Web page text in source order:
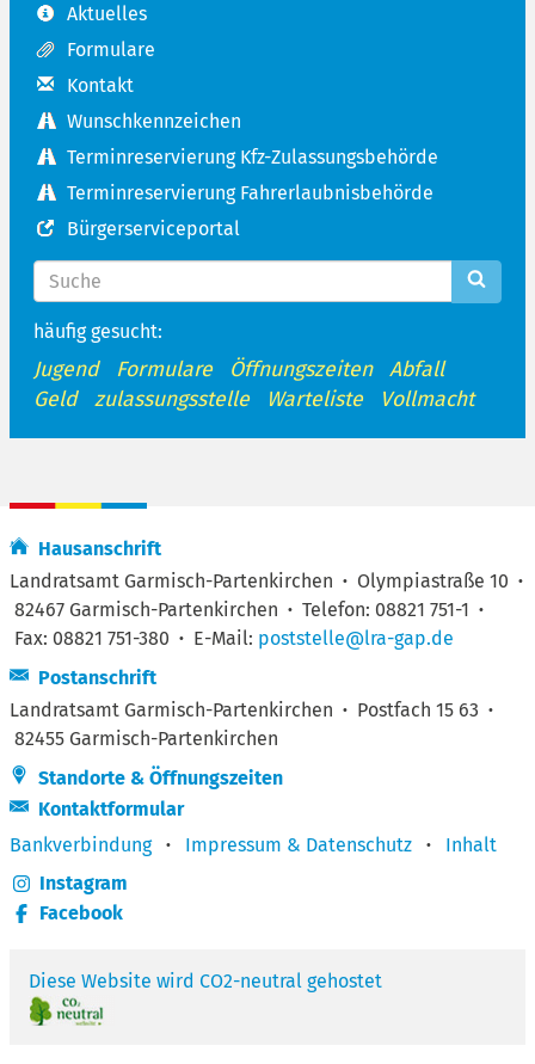
Aktuelles
Formulare
Kontakt
Wunschkennzeichen
Terminreservierung Kfz-Zulassungsbehörde
Terminreservierung Fahrerlaubnisbehörde
Bürgerserviceportal
häufig gesucht:
Jugend Formulare Öffnungszeiten
Abfall
Geld
zulassungsstelle Warteliste Vollmacht
Hausanschrift
Landratsamt Garmisch-Partenkirchen · Olympiastraße 10 ·
82467 Garmisch-Partenkirchen · Telefon: 08821 751-1 ·
Fax: 08821 751-380 · E-Mail: poststelle@lra-gap.de
Postanschrift
Landratsamt Garmisch-Partenkirchen · Postfach 15 63 ·
82455 Garmisch-Partenkirchen
Standorte & Öffnungszeiten
Kontaktformular
Bankverbindung
· Impressum & Datenschutz ·
Inhalt
Instagram
Facebook
Diese Website wird CO2-neutral gehostet